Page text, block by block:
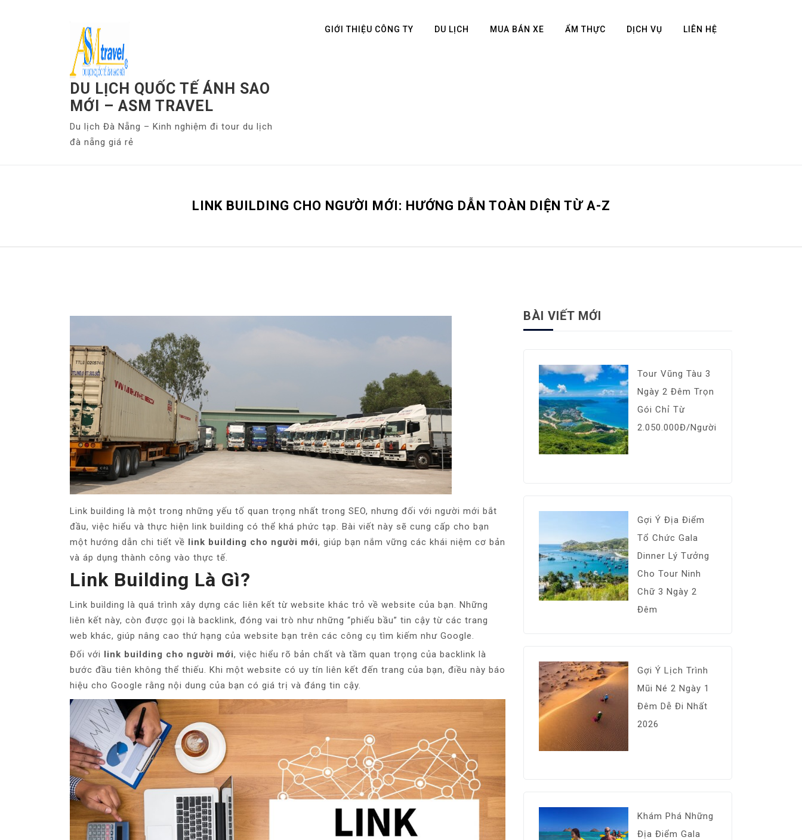
DU LỊCH QUỐC TẾ ÁNH SAO
MỚI – ASM TRAVEL
Du lịch Đà Nẵng – Kinh nghiệm đi tour du lịch
đà nẵng giá rẻ
GIỚI THIỆU CÔNG TY DU LỊCH MUA BÁN XE ẨM THỰC DỊCH VỤ LIÊN HỆ
LINK BUILDING CHO NGƯỜI MỚI: HƯỚNG DẪN TOÀN DIỆN TỪ A-Z
Link building là một trong những yếu tố quan trọng nhất trong SEO, nhưng đối với người mới bắt
đầu, việc hiểu và thực hiện link building có thể khá phức tạp. Bài viết này sẽ cung cấp cho bạn
một hướng dẫn chi tiết về link building cho người mới, giúp bạn nắm vững các khái niệm cơ bản
và áp dụng thành công vào thực tế.
Link Building Là Gì?
Link building là quá trình xây dựng các liên kết từ website khác trỏ về website của bạn. Những
liên kết này, còn được gọi là backlink, đóng vai trò như những “phiếu bầu” tin cậy từ các trang
web khác, giúp nâng cao thứ hạng của website bạn trên các công cụ tìm kiếm như Google.
Đối với link building cho người mới, việc hiểu rõ bản chất và tầm quan trọng của backlink là
bước đầu tiên không thể thiếu. Khi một website có uy tín liên kết đến trang của bạn, điều này báo
hiệu cho Google rằng nội dung của bạn có giá trị và đáng tin cậy.
BÀI VIẾT MỚI
Tour Vũng Tàu 3
Ngày 2 Đêm Trọn
Gói Chỉ Từ
2.050.000Đ/Người
Gợi Ý Địa Điểm
Tổ Chức Gala
Dinner Lý Tưởng
Cho Tour Ninh
Chữ 3 Ngày 2
Đêm
Gợi Ý Lịch Trình
Mũi Né 2 Ngày 1
Đêm Dễ Đi Nhất
2026
Khám Phá Những
Địa Điểm Gala